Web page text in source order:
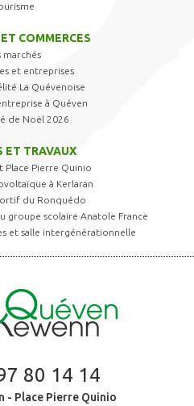
COMMERCES
marchés
et entreprises
La Quévenoise
à Quéven
de Noël 2026
ET TRAVAUX
Place Pierre Quinio
à Kerlaran
du Ronquédo
groupe scolaire Anatole France
et salle intergénérationnelle
80 14 14
- Place Pierre Quinio